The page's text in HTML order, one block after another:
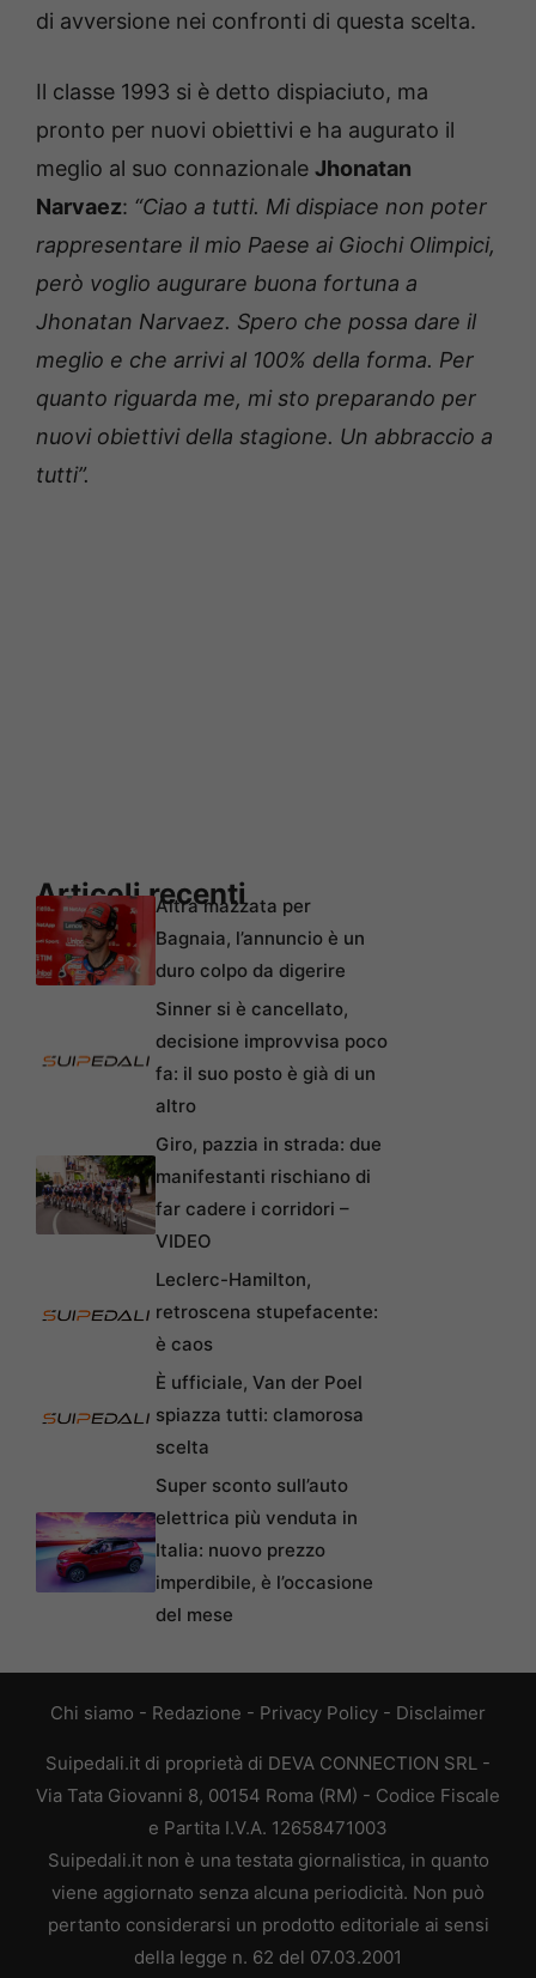
di avversione nei confronti di questa scelta.
Il classe 1993 si è detto dispiaciuto, ma
pronto per nuovi obiettivi e ha augurato il
meglio al suo connazionale Jhonatan
Narvaez: “Ciao a tutti. Mi dispiace non poter
rappresentare il mio Paese ai Giochi Olimpici,
però voglio augurare buona fortuna a
Jhonatan Narvaez. Spero che possa dare il
meglio e che arrivi al 100% della forma. Per
quanto riguarda me, mi sto preparando per
nuovi obiettivi della stagione. Un abbraccio a
tutti”.
Articoli recenti
Altra mazzata per
Bagnaia, l’annuncio è un
duro colpo da digerire
Sinner si è cancellato,
decisione improvvisa poco
fa: il suo posto è già di un
altro
Giro, pazzia in strada: due
manifestanti rischiano di
far cadere i corridori –
VIDEO
Leclerc-Hamilton,
retroscena stupefacente:
è caos
È ufficiale, Van der Poel
spiazza tutti: clamorosa
scelta
Super sconto sull’auto
elettrica più venduta in
Italia: nuovo prezzo
imperdibile, è l’occasione
del mese
Chi siamo - Redazione - Privacy Policy - Disclaimer
Suipedali.it di proprietà di DEVA CONNECTION SRL -
Via Tata Giovanni 8, 00154 Roma (RM) - Codice Fiscale
e Partita I.V.A. 12658471003
Suipedali.it non è una testata giornalistica, in quanto
viene aggiornato senza alcuna periodicità. Non può
pertanto considerarsi un prodotto editoriale ai sensi
della legge n. 62 del 07.03.2001